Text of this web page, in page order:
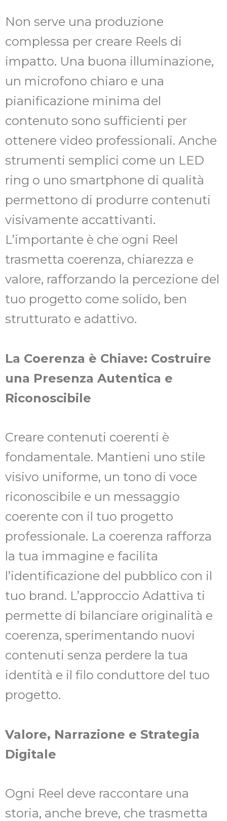
Non serve una produzione
complessa per creare Reels di
impatto. Una buona illuminazione,
un microfono chiaro e una
pianificazione minima del
contenuto sono sufficienti per
ottenere video professionali. Anche
strumenti semplici come un LED
ring o uno smartphone di qualità
permettono di produrre contenuti
visivamente accattivanti.
L’importante è che ogni Reel
trasmetta coerenza, chiarezza e
valore, rafforzando la percezione del
tuo progetto come solido, ben
strutturato e adattivo.
La Coerenza è Chiave: Costruire
una Presenza Autentica e
Riconoscibile
Creare contenuti coerenti è
fondamentale. Mantieni uno stile
visivo uniforme, un tono di voce
riconoscibile e un messaggio
coerente con il tuo progetto
professionale. La coerenza rafforza
la tua immagine e facilita
l’identificazione del pubblico con il
tuo brand. L’approccio Adattiva ti
permette di bilanciare originalità e
coerenza, sperimentando nuovi
contenuti senza perdere la tua
identità e il filo conduttore del tuo
progetto.
Valore, Narrazione e Strategia
Digitale
Ogni Reel deve raccontare una
storia, anche breve, che trasmetta